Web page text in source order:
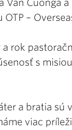
Van Cuonga
–
a rok
s
a bratia
viac